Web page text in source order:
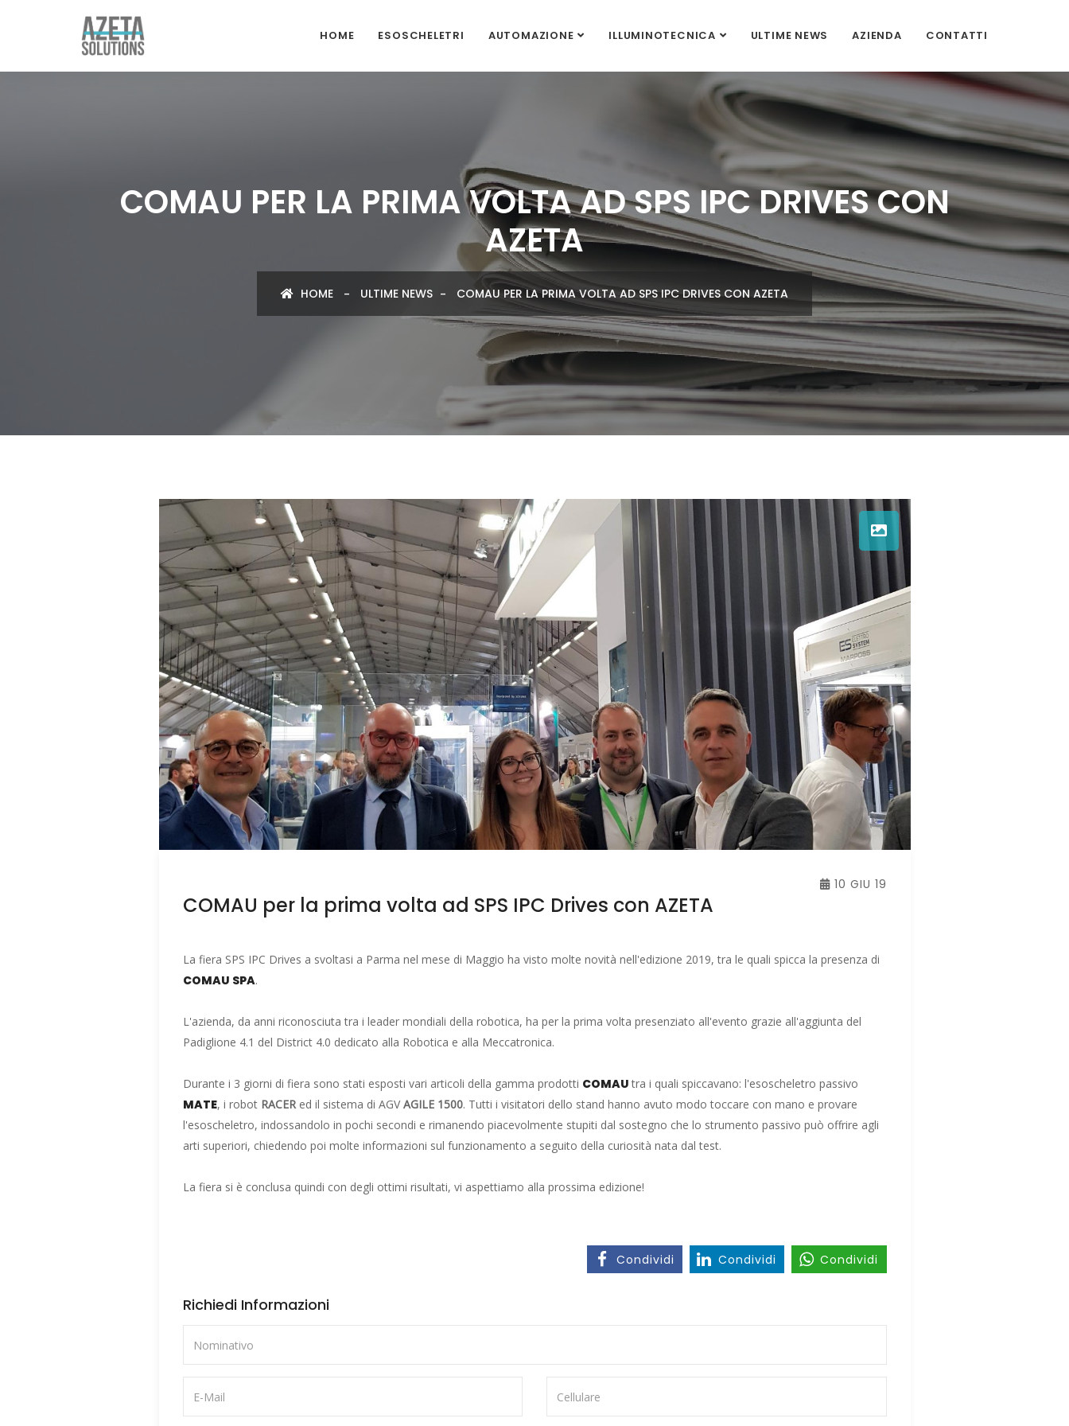
HOME ESOSCHELETRI AUTOMAZIONE ILLUMINOTECNICA ULTIME NEWS AZIENDA CONTATTI
COMAU PER LA PRIMA VOLTA AD SPS IPC DRIVES CON
AZETA
HOME ULTIME NEWS COMAU PER LA PRIMA VOLTA AD SPS IPC DRIVES CON AZETA
10 GIU 19
COMAU per la prima volta ad SPS IPC Drives con AZETA
La fiera SPS IPC Drives a svoltasi a Parma nel mese di Maggio ha visto molte novità nell'edizione 2019, tra le quali spicca la presenza di
COMAU SPA.
L'azienda, da anni riconosciuta tra i leader mondiali della robotica, ha per la prima volta presenziato all'evento grazie all'aggiunta del
Padiglione 4.1 del District 4.0 dedicato alla Robotica e alla Meccatronica.
Durante i 3 giorni di fiera sono stati esposti vari articoli della gamma prodotti COMAUtra i quali spiccavano: l'esoscheletro passivo
MATE, i robot RACER ed il sistema di AGVAGILE 1500. Tutti i visitatori dello stand hanno avuto modo toccare con mano e provare
l'esoscheletro, indossandolo in pochi secondi e rimanendo piacevolmente stupiti dal sostegno che lo strumento passivo può offrire agli
arti superiori, chiedendo poi molte informazioni sul funzionamento a seguito della curiosità nata dal test.
La fiera si è conclusa quindi con degli ottimi risultati, vi aspettiamo alla prossima edizione!
Condividi Condividi Condividi
Richiedi Informazioni